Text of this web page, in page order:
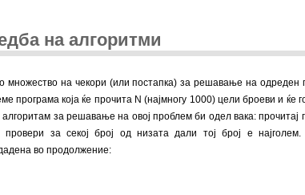
на алгоритми
множество на чекори (или постапка) за решавање на
програма која ќе прочита N (најмногу 1000) цели броеви и ќе
за решавање на овој проблем би одел вака: прочитај
за секој број од низата дали тој број е најголем.
во продолжение: